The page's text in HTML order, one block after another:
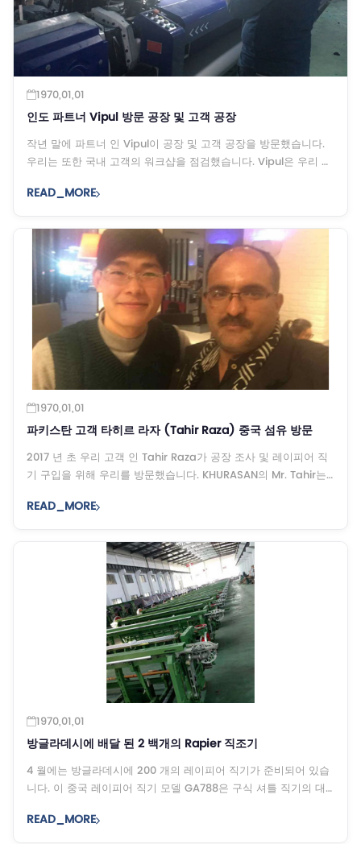
1970,01,01
인도 파트너 Vipul 방문 공장 및 고객 공장
작년 말에 파트너 인 Vipul이 공장 및 고객 공장을 방문했습니다.
우리는 또한 국내 고객의 워크샵을 점검했습니다. Vipul은 우리 머
READ_MORE
1970,01,01
파키스탄 고객 타히르 라자 (Tahir Raza) 중국 섬유 방문
2017 년 초 우리 고객 인 Tahir Raza가 공장 조사 및 레이피어 직
기 구입을 위해 우리를 방문했습니다. KHURASAN의 Mr. Tahir는
READ_MORE
1970,01,01
방글라데시에 배달 된 2 백개의 Rapier 직조기
4 월에는 방글라데시에 200 개의 레이피어 직기가 준비되어 있습
니다. 이 중국 레이피어 직기 모델 GA788은 구식 셔틀 직기의 대
READ_MORE